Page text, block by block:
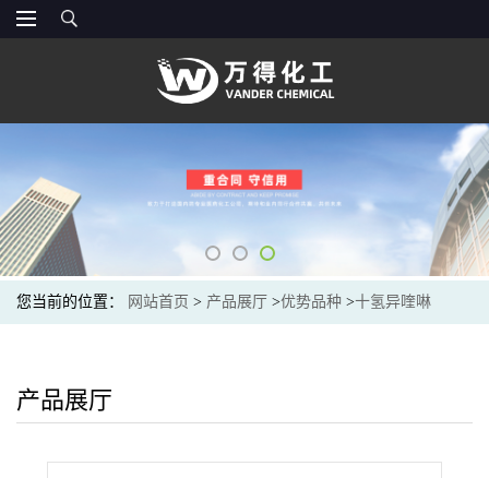
您当前的位置： 网站首页 > 产品展厅 >优势品种 >十氢异喹啉
产品展厅